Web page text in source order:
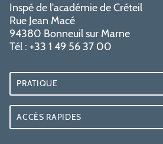
Inspé de l'académie de Créteil
Rue Jean Macé
94380 Bonneuil sur Marne
Tél : +33 1 49 56 37 00
PRATIQUE
ACCÈS RAPIDES